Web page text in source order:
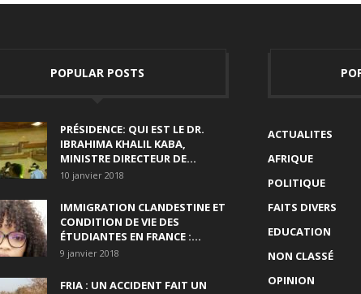
POPULAR POSTS
PRÉSIDENCE: QUI EST LE DR.
IBRAHIMA KHALIL KABA,
MINISTRE DIRECTEUR DE...
10 janvier 2018
IMMIGRATION CLANDESTINE ET
CONDITION DE VIE DES
ÉTUDIANTES EN FRANCE :...
9 janvier 2018
FRIA : UN ACCIDENT FAIT UN
ACTUALITES
AFRIQUE
POLITIQUE
FAITS DIVERS
EDUCATION
NON CLASSÉ
OPINION